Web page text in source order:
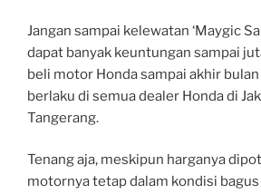
Jangan sampai kelewatan ‘Maygic
dapat banyak keuntungan sampai
beli motor Honda sampai akhir
berlaku di semua dealer Honda di
Tangerang.
Tenang aja, meskipun harganya
motornya tetap dalam kondisi